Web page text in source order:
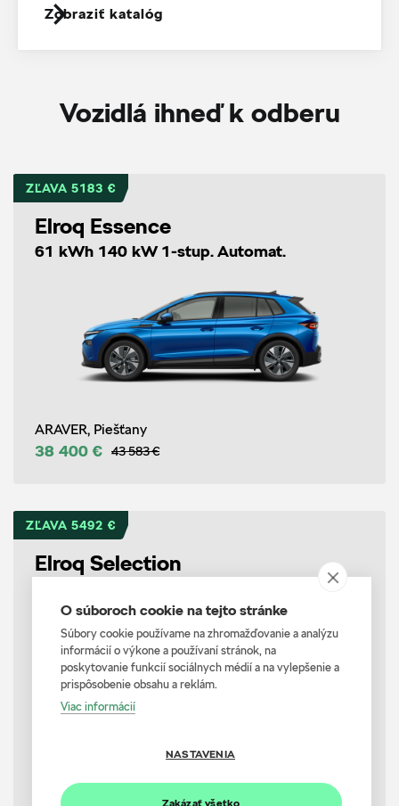
Zobraziť katalóg
Vozidlá ihneď k odberu
ZĽAVA 5183 €
Elroq Essence
61 kWh 140 kW 1-stup. Automat.
ARAVER, Piešťany
38 400 € 43 583 €
ZĽAVA 5492 €
Elroq Selection
39 790 € 45 282 €
O súboroch cookie na tejto stránke
Súbory cookie používame na zhromažďovanie a analýzu
informácií o výkone a používaní stránok, na
poskytovanie funkcií sociálnych médií a na vylepšenie a
prispôsobenie obsahu a reklám.
Viac informácií
NASTAVENIA
Zakázať všetko